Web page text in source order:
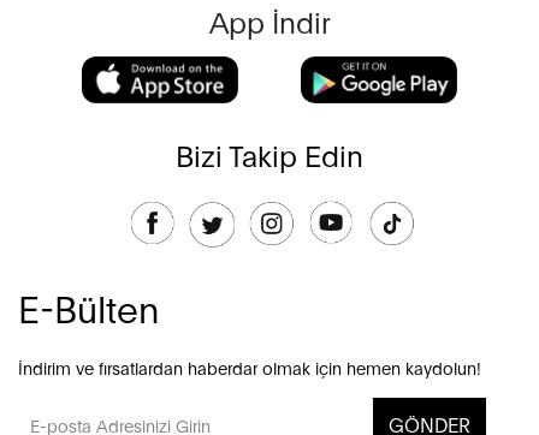
App İndir
Bizi Takip Edin
E-Bülten
İndirim ve fırsatlardan haberdar olmak için hemen kaydolun!
GÖNDER